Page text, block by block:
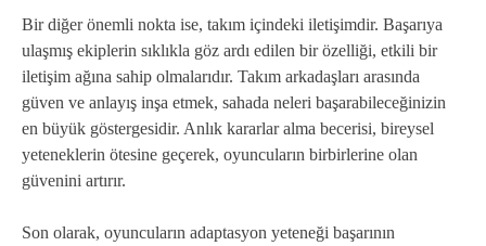
Bir diğer önemli nokta ise, takım içindeki iletişimdir. Başarıya
ulaşmış ekiplerin sıklıkla göz ardı edilen bir özelliği, etkili bir
iletişim ağına sahip olmalarıdır. Takım arkadaşları arasında
güven ve anlayış inşa etmek, sahada neleri başarabileceğinizin
en büyük göstergesidir. Anlık kararlar alma becerisi, bireysel
yeteneklerin ötesine geçerek, oyuncuların birbirlerine olan
güvenini artırır.
Son olarak, oyuncuların adaptasyon yeteneği başarının